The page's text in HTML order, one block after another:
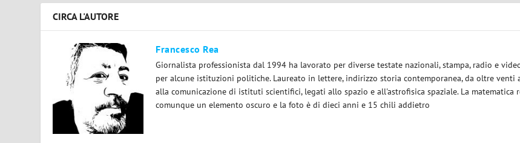
CIRCA L'AUTORE
Francesco Rea
Giornalista professionista dal 1994 ha lavorato per diverse testate nazionali, stampa, radio e
per alcune istituzioni politiche. Laureato in lettere, indirizzo storia contemporanea, da oltre venti
alla comunicazione di istituti scientifici, legati allo spazio e all'astrofisica spaziale. La matematica
comunque un elemento oscuro e la foto è di dieci anni e 15 chili addietro